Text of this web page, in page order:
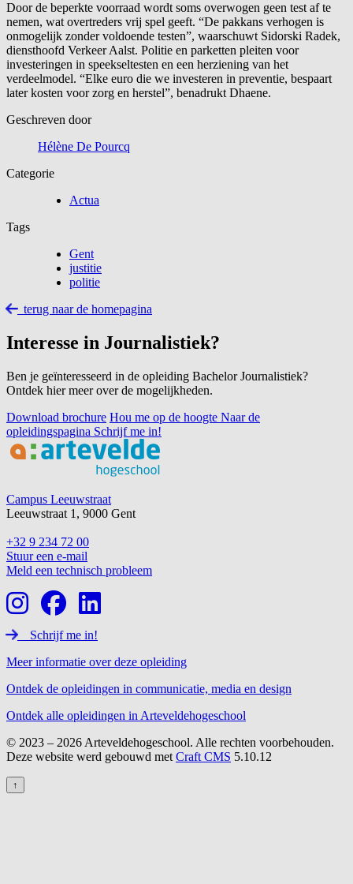
Door de beperkte voorraad wordt soms overwogen geen test af te
nemen, wat overtreders vrij spel geeft. “De pakkans verhogen is
onmogelijk zonder voldoende testen”, waarschuwt Sidorski Radek,
diensthoofd Verkeer Aalst. Politie en parketten pleiten voor
investeringen in speekseltesten en een herziening van het
verdeelmodel. “Elke euro die we investeren in preventie, bespaart
later kosten voor zorg en herstel”, benadrukt Dhaene.
Geschreven door
Hélène De Pourcq
Categorie
Actua
Tags
Gent
justitie
politie
terug naar de homepagina
Interesse in Journalistiek?
Ben je geïnteresseerd in de opleiding Bachelor Journalistiek?
Ontdek hier meer over de mogelijkheden.
Download brochure Hou me op de hoogte Naar de
opleidingspagina Schrijf me in!
Footer
Campus Leeuwstraat
Leeuwstraat 1, 9000 Gent
+32 9 234 72 00
Stuur een e-mail
Meld een technisch probleem
Schrijf me in!
Meer informatie over deze opleiding
Ontdek de opleidingen in communicatie, media en design
Ontdek alle opleidingen in Arteveldehogeschool
© 2023 – 2026 Arteveldehogeschool. Alle rechten voorbehouden.
Deze website werd gebouwd met Craft CMS 5.10.12
↑